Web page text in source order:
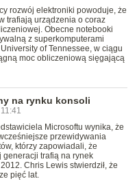
rozwój elektroniki powoduje, że
trafiają urządzenia o coraz
Obecne notebooki
z superkomputerami
of Tennessee, w ciągu
moc obliczeniową sięgającą
na rynku konsoli
Microsoftu wynika, że
przewidywania
którzy zapowiadali, że
generacji trafią na rynek
Chris Lewis stwierdził, że
pięć lat.